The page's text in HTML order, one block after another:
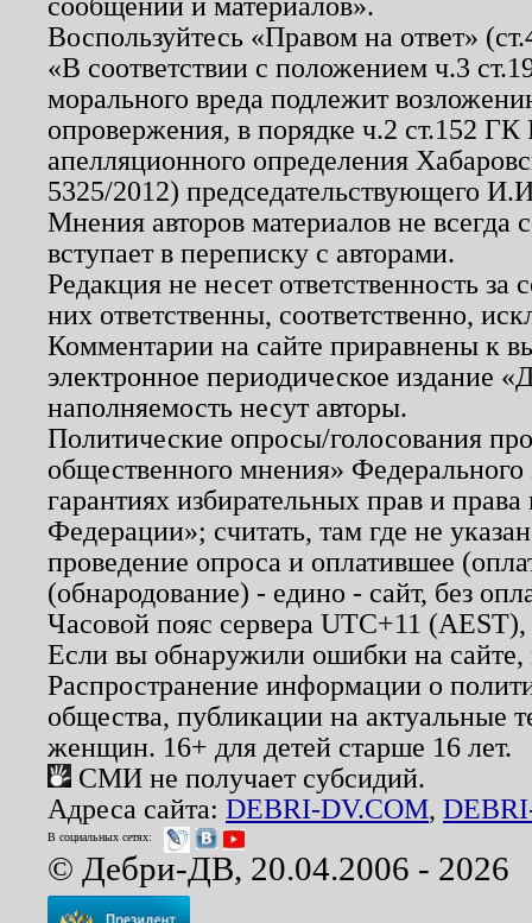
Воспользуйтесь «Правом на ответ»
«В соответствии с положением ч.3
морального вреда подлежит
опровержения, в порядке ч.2 ст.152
апелляционного определения
5325/2012) председательствующего
Мнения авторов материалов не
вступает в переписку с авторами.
Редакция не несет ответственность
них ответственны, соответственно,
Комментарии на сайте приравнены к
электронное периодическое издание
наполняемость несут авторы.
Политические опросы/голосования
общественного мнения»
гарантиях избирательных прав и
Федерации»; считать, там где не
проведение опроса и оплатившее
(обнародование) - едино - сайт, без
Часовой пояс сервера UTC+11
Если вы обнаружили ошибки на
Распространение информации о
общества, публикации на актуальные
женщин. 16+ для детей старше 16 лет.
СМИ не получает субсидий.
Адреса сайта: DEBRI-DV.COM,
В социальных сетях:
© Дебри-ДВ, 20.04.2006 - 2026